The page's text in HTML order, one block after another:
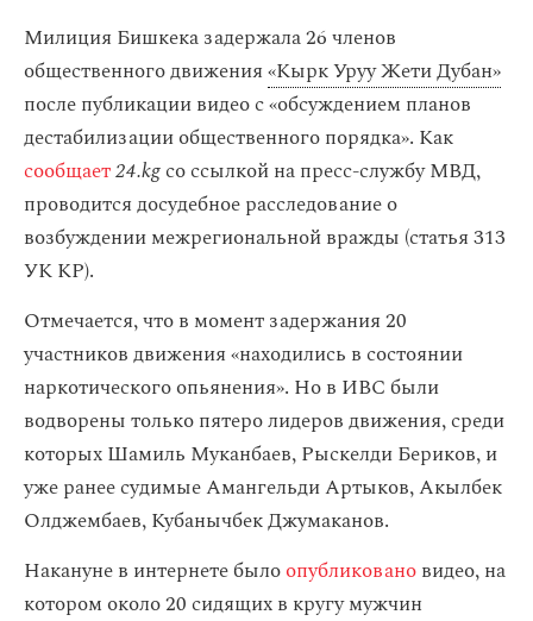
Милиция Бишкека задержала 26 членов
общественного движения«Кырк Уруу Жети Дубан»
после публикации видео с «обсуждением планов
дестабилизации общественного порядка». Как
сообщает24.kgсо ссылкой на пресс-службу МВД,
проводится досудебное расследование о
возбуждении межрегиональной вражды (статья 313
УК КР).
Отмечается, что в момент задержания 20
участников движения «находились в состоянии
наркотического опьянения». Но в ИВС были
водворены только пятеро лидеров движения, среди
которых Шамиль Муканбаев, Рыскелди Бериков, и
уже ранее судимые Амангельди Артыков, Акылбек
Олджембаев, Кубанычбек Джумаканов.
Накануне в интернете былоопубликовановидео, на
котором около 20 сидящих в кругу мужчин